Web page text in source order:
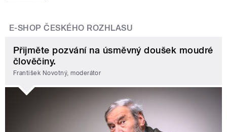
E-SHOP ČESKÉHO ROZHLASU
Přijměte pozvání na úsměvný doušek moudré
člověčiny.
František Novotný, moderátor